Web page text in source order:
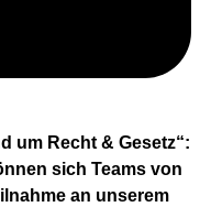
um Recht & Gesetz“:
sich Teams von
an unserem